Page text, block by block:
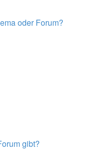
oder Forum?
gibt?